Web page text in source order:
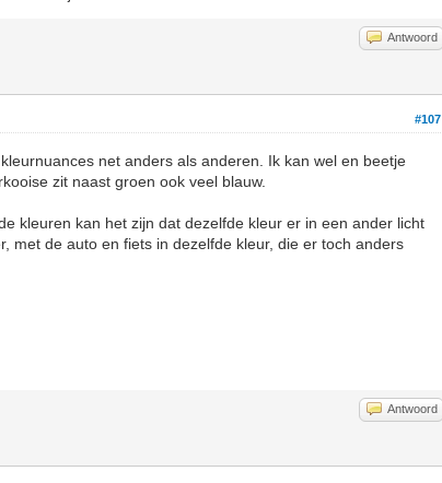
Antwoord
#107
net anders als anderen. Ik kan wel en beetje
zit naast groen ook veel blauw.
kleuren kan het zijn dat dezelfde kleur er in een ander licht
met de auto en fiets in dezelfde kleur, die er toch anders
Antwoord